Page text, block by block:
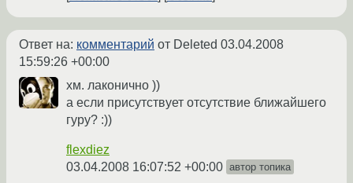
Ответ на: комментарий от Deleted 03.04.2008
15:59:26 +00:00
хм. лаконично ))
а если присутствует отсутствие ближайшего
гуру? :))
flexdiez
03.04.2008 16:07:52 +00:00 автор топика